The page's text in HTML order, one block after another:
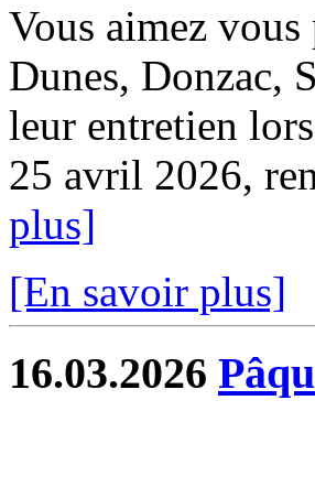
Vous aimez
Dunes, Donzac,
leur entretien
25 avril 2026,
plus]
[En savoir plus]
16.03.2026